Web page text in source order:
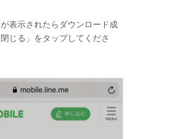
表示されたらダウンロード成
じる」をタップしてくださ